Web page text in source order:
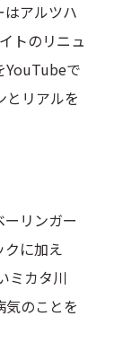
アルツハ
トのリニュ
YouTubeで
とリアルを
リンガー
クに加え
ミカタ川
のことを